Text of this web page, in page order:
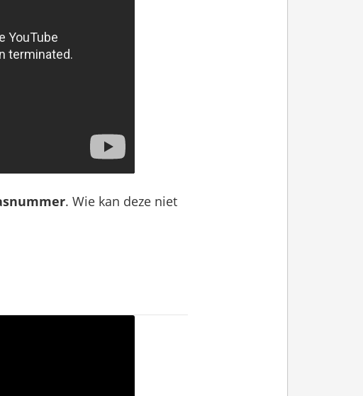
. ​Wie kan deze niet